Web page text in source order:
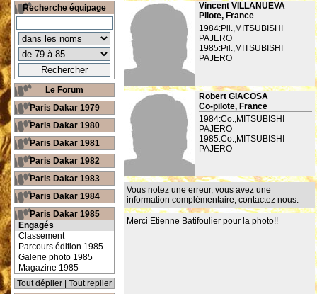
Vincent VILLANUEVA
Pilote, France
1984:Pil.,MITSUBISHI
PAJERO
1985:Pil.,MITSUBISHI
PAJERO
Robert GIACOSA
Co-pilote, France
1984:Co.,MITSUBISHI
PAJERO
1985:Co.,MITSUBISHI
PAJERO
Vous notez une erreur, vous avez une
information complémentaire, contactez nous.
Merci Etienne Batifoulier pour la photo!!
Recherche équipage
Le Forum
Paris Dakar 1979
Paris Dakar 1980
Paris Dakar 1981
Paris Dakar 1982
Paris Dakar 1983
Paris Dakar 1984
Paris Dakar 1985
Engagés
Classement
Parcours édition 1985
Galerie photo 1985
Magazine 1985
Tout déplier
Tout replier